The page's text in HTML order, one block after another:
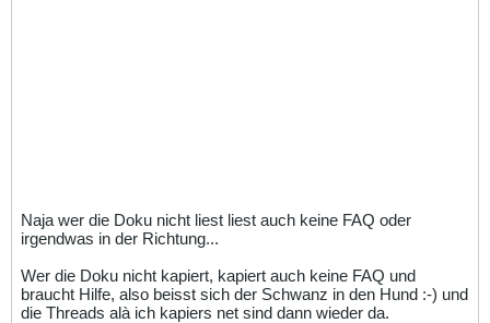
Naja wer die Doku nicht liest liest auch keine FAQ oder
irgendwas in der Richtung...
Wer die Doku nicht kapiert, kapiert auch keine FAQ und
braucht Hilfe, also beisst sich der Schwanz in den Hund :-) und
die Threads alà ich kapiers net sind dann wieder da.